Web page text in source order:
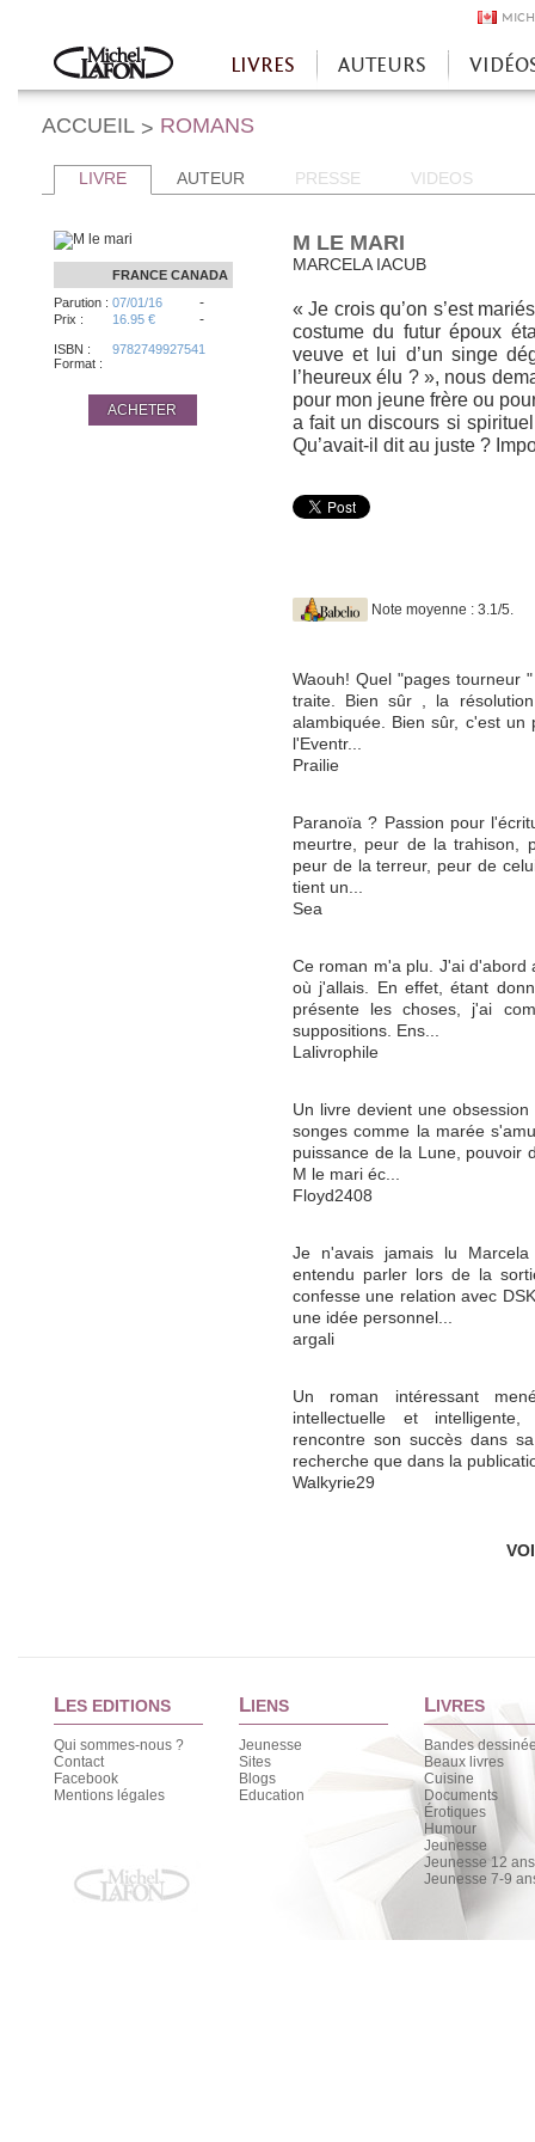
Accueil
LIVRES AUTEURS
ACCUEIL > ROMANS
LIVRE AUTEUR PRESSE VIDEOS
FRANCE CANADA
Parution : 07/01/16 -
Prix : 16.95 € -
ISBN :
9782749927541
Format :
ACHETER
M LE MARI
MARCELA IACUB
« Je crois qu’on s’est
costume du futur époux
veuve et lui d’un singe
l’heureux élu ? », nous
pour mon jeune frère ou
a fait un discours si
Qu’avait-il dit au juste ?
Note moyenne : 3.1/5.
Waouh! Quel "pages tourneur
traite. Bien sûr , la
alambiquée. Bien sûr, c'est
l'Eventr...
Prailie
Paranoïa ? Passion pour
meurtre, peur de la trahison,
peur de la terreur, peur de
tient un...
Sea
Ce roman m'a plu. J'ai d'abord
où j'allais. En effet, étant
présente les choses, j'ai
suppositions. Ens...
Lalivrophile
Un livre devient une
songes comme la marée
puissance de la Lune, pouvoir
M le mari éc...
Floyd2408
Je n'avais jamais lu
entendu parler lors de la
confesse une relation avec
une idée personnel...
argali
Un roman intéressant
intellectuelle et
rencontre son succès dans
recherche que dans la
Walkyrie29
LES EDITIONS
Qui sommes-nous ?
Contact
Facebook
Mentions légales
LIENS
Jeunesse
Sites
Blogs
Education
LIVRES
Bandes
Beaux livres
Cuisine
Documents
Érotiques
Humour
Jeunesse
Jeunesse 12
Jeunesse 7-9